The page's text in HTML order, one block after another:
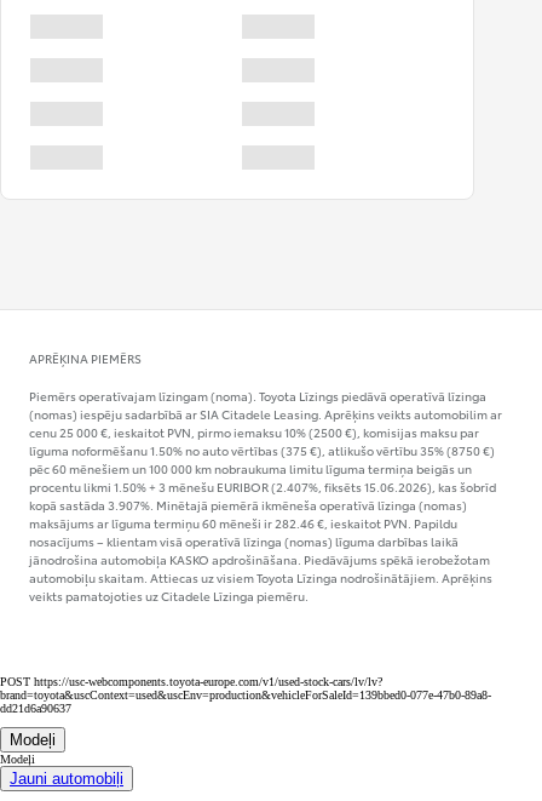
APRĒĶINA PIEMĒRS
Piemērs operatīvajam līzingam (noma). Toyota Līzings piedāvā operatīvā līzinga
(nomas) iespēju sadarbībā ar SIA Citadele Leasing. Aprēķins veikts automobilim ar
cenu 25 000 €, ieskaitot PVN, pirmo iemaksu 10% (2500 €), komisijas maksu par
līguma noformēšanu 1.50% no auto vērtības (375 €), atlikušo vērtību 35% (8750 €)
pēc 60 mēnešiem un 100 000 km nobraukuma limitu līguma termiņa beigās un
procentu likmi 1.50% + 3 mēnešu EURIBOR (2.407%, fiksēts 15.06.2026), kas šobrīd
kopā sastāda 3.907%. Minētajā piemērā ikmēneša operatīvā līzinga (nomas)
maksājums ar līguma termiņu 60 mēneši ir 282.46 €, ieskaitot PVN. Papildu
nosacījums – klientam visā operatīvā līzinga (nomas) līguma darbības laikā
jānodrošina automobiļa KASKO apdrošināšana. Piedāvājums spēkā ierobežotam
automobiļu skaitam. Attiecas uz visiem Toyota Līzinga nodrošinātājiem. Aprēķins
veikts pamatojoties uz Citadele Līzinga piemēru.
POST https://usc-webcomponents.toyota-europe.com/v1/used-stock-cars/lv/lv?
brand=toyota&uscContext=used&uscEnv=production&vehicleForSaleId=139bbed0-077e-47b0-89a8-
dd21d6a90637
Modeļi
Modeļi
Jauni automobiļi